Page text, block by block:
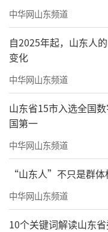
珠海市文学艺术界联合会
会第六届主席刘文伟颁发证
中华网山东频道
自2025年起，山东人
变化
中华网山东频道
山东省15市入选全国
国第一
中华网山东频道
“山东人”不只是群体
中华网山东频道
10个关键词解读山东